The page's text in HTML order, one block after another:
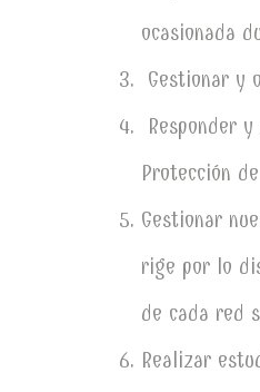
ocasionada
Gestionar y
Responder
Protección
Gestionar
rige por lo
de cada red
Realizar